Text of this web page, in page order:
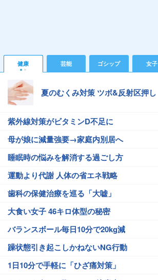
健康 芸能 ゴシップ 女子
夏のむくみ対策 ツボ&反射区押し
紫外線対策がビタミンD不足に
母が娘に減量強要→家庭内別居へ
睡眠時の悩みを解消する過ごし方
運動より代謝 人体の省エネ戦略
歯科の保健治療を巡る「大嘘」
大食い女子 46キロ体型の秘密
バランスボール毎日10分で20kg減
躁状態引き起こしかねないNG行動
1日10分で手軽に「ひざ痛対策」